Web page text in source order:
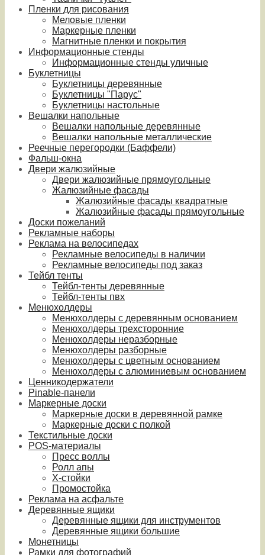
Пленки для рисования
Меловые пленки
Маркерные пленки
Магнитные пленки и покрытия
Информационные стенды
Информационные стенды уличные
Буклетницы
Буклетницы деревянные
Буклетницы "Парус"
Буклетницы настольные
Вешалки напольные
Вешалки напольные деревянные
Вешалки напольные металлические
Реечные перегородки (Баффели)
Фальш-окна
Двери жалюзийные
Двери жалюзийные прямоугольные
Жалюзийные фасады
Жалюзийные фасады квадратные
Жалюзийные фасады прямоугольные
Доски пожеланий
Рекламные наборы
Реклама на велосипедах
Рекламные велосипеды в наличии
Рекламные велосипеды под заказ
Тейбл тенты
Тейбл-тенты деревянные
Тейбл-тенты пвх
Менюхолдеры
Менюхолдеры с деревянным основанием
Менюхолдеры трехсторонние
Менюхолдеры неразборные
Менюхолдеры разборные
Менюхолдеры с цветным основанием
Менюхолдеры с алюминиевым основанием
Ценникодержатели
Pinable-панели
Маркерные доски
Маркерные доски в деревянной рамке
Маркерные доски с полкой
Текстильные доски
POS-материалы
Пресс воллы
Ролл апы
Х-стойки
Промостойка
Реклама на асфальте
Деревянные ящики
Деревянные ящики для инструментов
Деревянные ящики большие
Монетницы
Рамки для фотографий